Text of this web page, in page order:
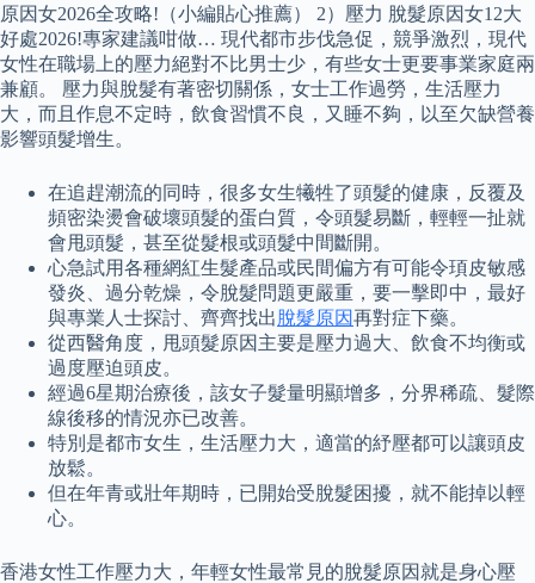
原因女2026全攻略!（小編貼心推薦） 2）壓力 脫髮原因女12大
好處2026!專家建議咁做… 現代都市步伐急促，競爭激烈，現代
女性在職場上的壓力絕對不比男士少，有些女士更要事業家庭兩
兼顧。 壓力與脫髮有著密切關係，女士工作過勞，生活壓力
大，而且作息不定時，飲食習慣不良，又睡不夠，以至欠缺營養
影響頭髮增生。
在追趕潮流的同時，很多女生犧牲了頭髮的健康，反覆及
頻密染燙會破壞頭髮的蛋白質，令頭髮易斷，輕輕一扯就
會甩頭髮，甚至從髮根或頭髮中間斷開。
心急試用各種網紅生髮產品或民間偏方有可能令頊皮敏感
發炎、過分乾燥，令脫髮問題更嚴重，要一擊即中，最好
與專業人士探討、齊齊找出 脫髮原因再對症下藥。
從西醫角度，甩頭髮原因主要是壓力過大、飲食不均衡或
過度壓迫頭皮。
經過6星期治療後，該女子髮量明顯增多，分界稀疏、髮際
線後移的情況亦已改善。
特別是都市女生，生活壓力大，適當的紓壓都可以讓頭皮
放鬆。
但在年青或壯年期時，已開始受脫髮困擾，就不能掉以輕
心。
香港女性工作壓力大，年輕女性最常見的脫髮原因就是身心壓